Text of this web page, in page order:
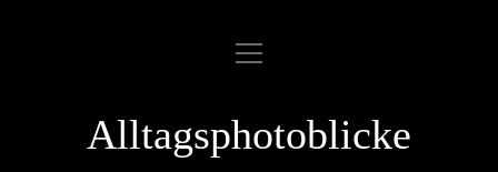
ABOUT
DATENSCHUTZERKLÄRUNG
Menü
öffnen
Alltagsphotoblicke